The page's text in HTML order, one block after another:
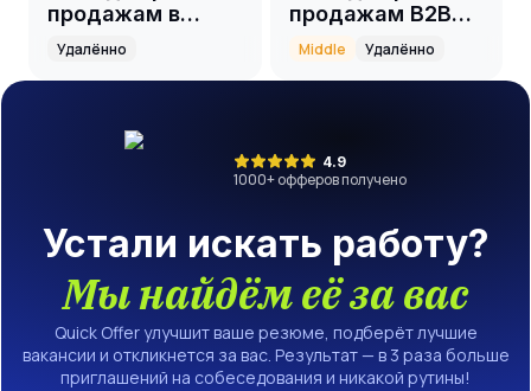
продажам в
онлайн-школу
Удалённо
продажам B2B
(event)
Middle Удалённо
4.9
1000+ офферов получено
Устали искать работу?
Мы найдём её за вас
Quick Offer улучшит ваше резюме, подберёт лучшие
вакансии и откликнется за вас. Результат — в 3 раза больше
приглашений на собеседования и никакой рутины!